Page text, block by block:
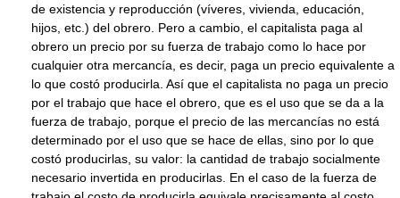
de existencia y reproducción (víveres, vivienda, educación,
hijos, etc.) del obrero. Pero a cambio, el capitalista paga al
obrero un precio por su fuerza de trabajo como lo hace por
cualquier otra mercancía, es decir, paga un precio equivalente a
lo que costó producirla. Así que el capitalista no paga un precio
por el trabajo que hace el obrero, que es el uso que se da a la
fuerza de trabajo, porque el precio de las mercancías no está
determinado por el uso que se hace de ellas, sino por lo que
costó producirlas, su valor: la cantidad de trabajo socialmente
necesario invertida en producirlas. En el caso de la fuerza de